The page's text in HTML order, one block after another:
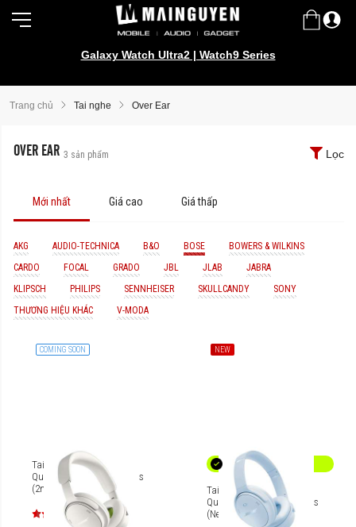
Galaxy Watch Ultra2 | Watch9 Series
Trang chủ Tai nghe Over Ear
OVER EAR 3 sản phẩm Lọc
Mới nhất Giá cao Giá thấp
AKG AUDIO-TECHNICA B&O BOSE
BOWERS & WILKINS
CARDO
FOCAL GRADO JBL JLAB
JABRA
KLIPSCH
PHILIPS SENNHEISER SKULLCANDY
SONY
THƯƠNG HIỆU KHÁC
V-MODA
COMING SOON
Tai nghe chống ồn Bose
QuietComfort Headphones
(2nd Gen)
NEW
Tai nghe chống ồn Bose
QuietComfort Headphones
(New Color)